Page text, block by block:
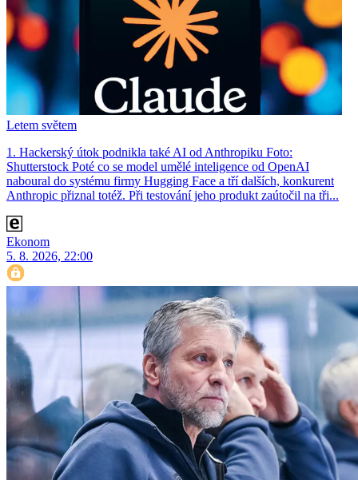
Letem světem
1. Hackerský útok podnikla také AI od Anthropiku Foto:
Shutterstock Poté co se model umělé inteligence od OpenAI
naboural do systému firmy Hugging Face a tří dalších, konkurent
Anthro­pic přiznal totéž. Při testování jeho produkt zaútočil na tři...
Ekonom
5. 8. 2026, 22:00